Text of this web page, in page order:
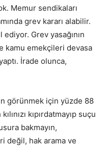
Memur sendikaları
grev kararı alabilir.
Grev yasağının
kamu emekçileri devasa
İrade olunca,
görünmek için yüzde 88
kıpırdatmayıp suçu
bakmayın,
değil, hak arama ve